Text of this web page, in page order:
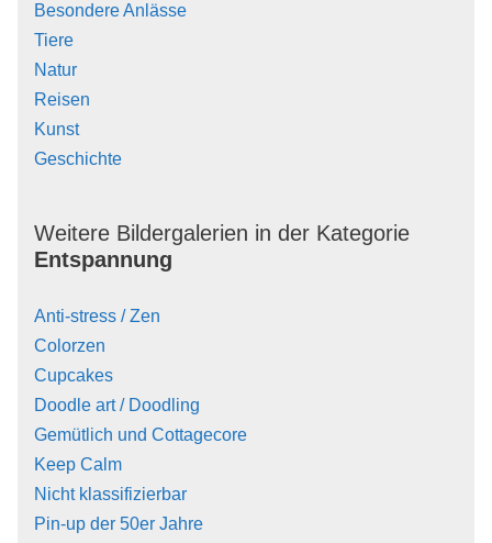
Besondere Anlässe
Tiere
Natur
Reisen
Kunst
Geschichte
Weitere Bildergalerien in der Kategorie
Entspannung
Anti-stress / Zen
Colorzen
Cupcakes
Doodle art / Doodling
Gemütlich und Cottagecore
Keep Calm
Nicht klassifizierbar
Pin-up der 50er Jahre